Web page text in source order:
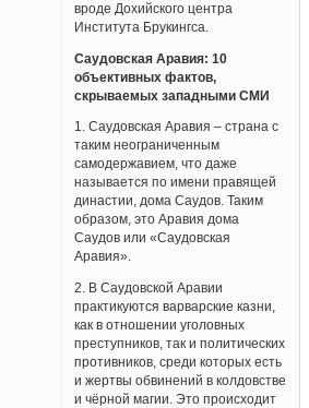
вроде Дохийского центра
Института Брукингса.
Саудовская Аравия: 10
объективных фактов,
скрываемых западными СМИ
1. Саудовская Аравия – страна с
таким неограниченным
самодержавием, что даже
называется по имени правящей
династии, дома Саудов. Таким
образом, это Аравия дома
Саудов или «Саудовская
Аравия».
2. В Саудовской Аравии
практикуются варварские казни,
как в отношении уголовных
преступников, так и политических
противников, среди которых есть
и жертвы обвинений в колдовстве
и чёрной магии. Это происходит